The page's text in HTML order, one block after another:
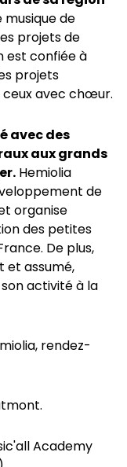
musique de
projets de
est confiée à
projets
avec chœur.
avec des
aux grands
Hemiolia
de
organise
des petites
De plus,
et assumé,
activité à la
rendez-
Academy